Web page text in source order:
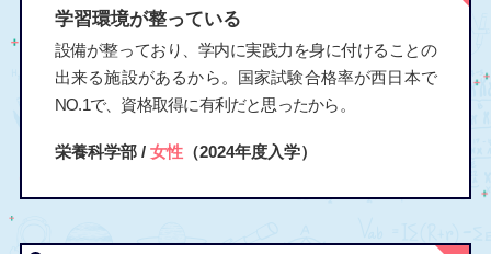
学習環境が整っている
設備が整っており、学内に実践力を身に付けることの
出来る施設があるから。国家試験合格率が西日本で
NO.1で、資格取得に有利だと思ったから。
栄養科学部 / 女性（2024年度入学）